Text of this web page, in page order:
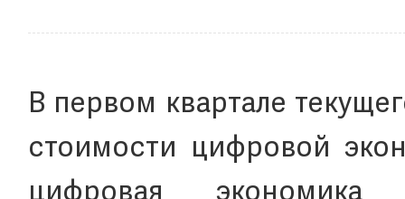
В первом квартале
стоимости цифровой